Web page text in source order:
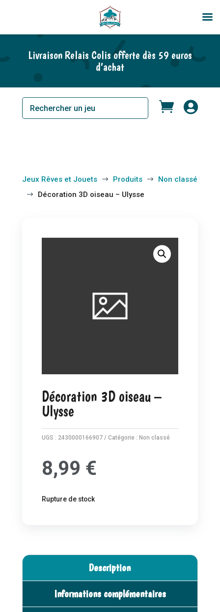
Livraison Relais Colis offerte dès 59 euros
d’achat
 
Jeux Rêves et Jouets $ Produits $ Non classé
$ Décoration 3D oiseau – Ulysse
Décoration 3D oiseau –
Ulysse
UGS : 2430000166907 Catégorie : Non classé
8,99 €
Rupture de stock
Description
Informations complémentaires